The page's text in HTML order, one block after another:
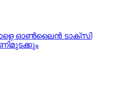
ഓണ്‍ലൈന്‍ ടാക്‌സി